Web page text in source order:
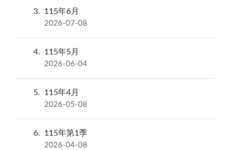
3 115年6月
2026-07-08
4 115年5月
2026-06-04
5 115年4月
2026-05-08
6 115年第1季
2026-04-08